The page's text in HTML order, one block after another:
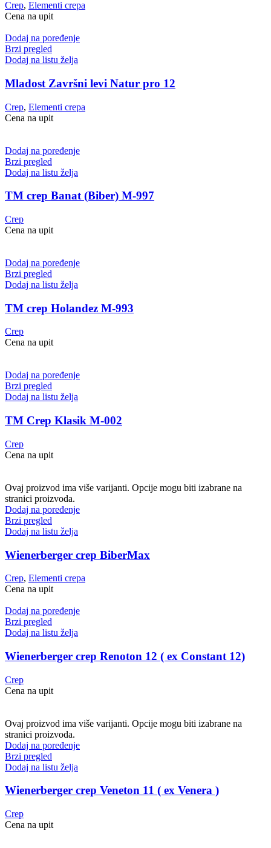
Crep, Elementi crepa
Cena na upit
Dodaj na poređenje
Brzi pregled
Dodaj na listu želja
Mladost Završni levi Natur pro 12
Crep, Elementi crepa
Cena na upit
Dodaj na poređenje
Brzi pregled
Dodaj na listu želja
TM crep Banat (Biber) M-997
Crep
Cena na upit
Dodaj na poređenje
Brzi pregled
Dodaj na listu želja
TM crep Holandez M-993
Crep
Cena na upit
Dodaj na poređenje
Brzi pregled
Dodaj na listu želja
TM Crep Klasik M-002
Crep
Cena na upit
Ovaj proizvod ima više varijanti. Opcije mogu biti izabrane na
stranici proizvoda.
Dodaj na poređenje
Brzi pregled
Dodaj na listu želja
Wienerberger crep BiberMax
Crep, Elementi crepa
Cena na upit
Dodaj na poređenje
Brzi pregled
Dodaj na listu želja
Wienerberger crep Renoton 12 ( ex Constant 12)
Crep
Cena na upit
Ovaj proizvod ima više varijanti. Opcije mogu biti izabrane na
stranici proizvoda.
Dodaj na poređenje
Brzi pregled
Dodaj na listu želja
Wienerberger crep Veneton 11 ( ex Venera )
Crep
Cena na upit